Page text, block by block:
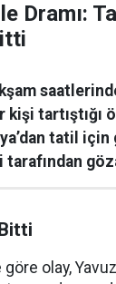
Dramı:
kişi tartıştığı
tatil için
olay,